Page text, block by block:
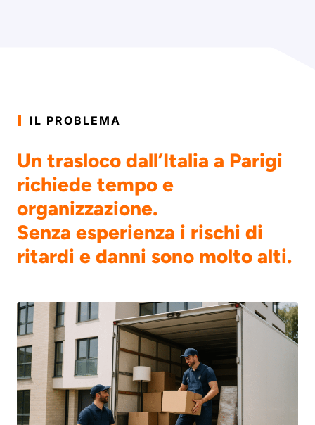
IL PROBLEMA
Un trasloco dall’Italia a Parigi
richiede tempo e
organizzazione.
Senza esperienza i rischi di
ritardi e danni sono molto alti.